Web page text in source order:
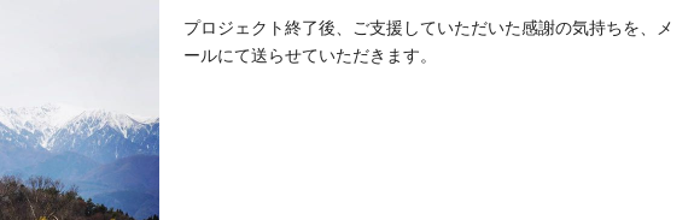
プロジェクト終了後、ご支援していただいた感謝の気持ちを、メ
ールにて送らせていただきます。